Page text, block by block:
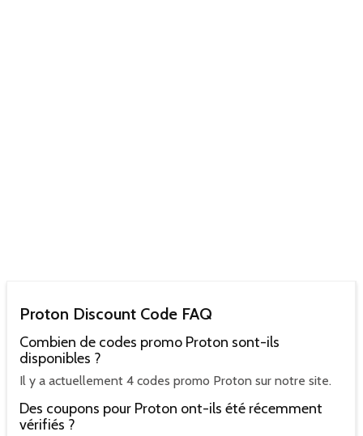
Proton Discount Code FAQ
Combien de codes promo Proton sont-ils
disponibles ?
Il y a actuellement 4 codes promo Proton sur notre site.
Des coupons pour Proton ont-ils été récemment
vérifiés ?